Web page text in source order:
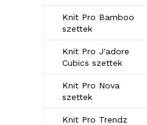
Knit Pro Bamboo
szettek
Knit Pro J'adore
Cubics szettek
Knit Pro Nova
szettek
Knit Pro Trendz